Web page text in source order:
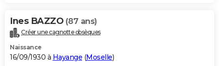
Ines BAZZO (87 ans)
Créer une cagnotte obsèques
Naissance
16/09/1930 à Hayange (Moselle)